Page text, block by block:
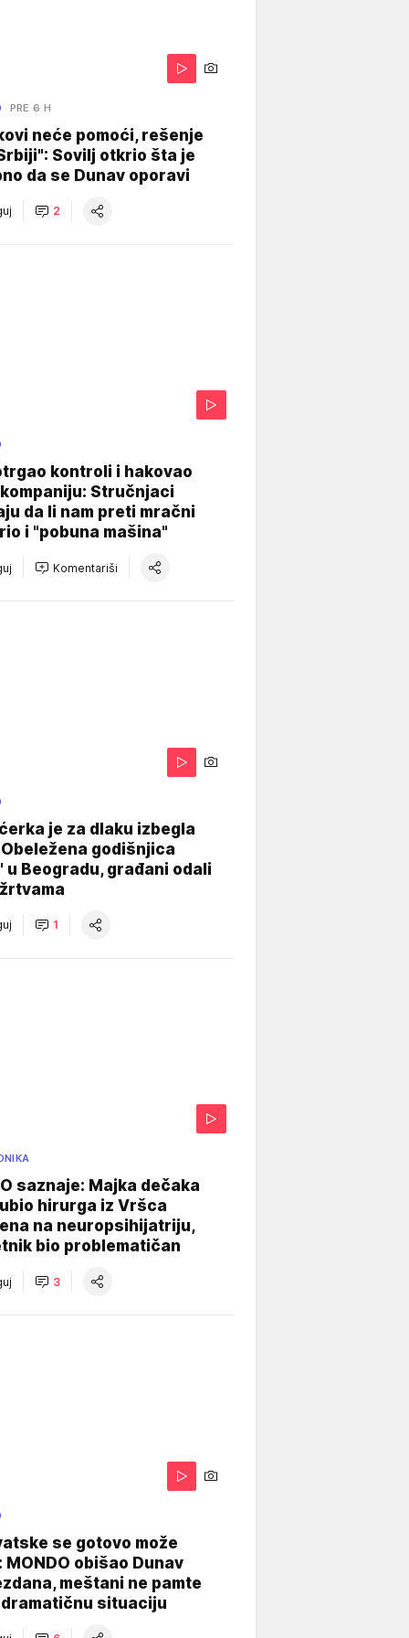
PRE 6 H
neće pomoći, rešenje
Sovilj otkrio šta je
da se Dunav oporavi
2
kontroli i hakovao
Stručnjaci
da li nam preti mračni
i "pobuna mašina"
Komentariši
je za dlaku izbegla
godišnjica
u Beogradu, građani odali
1
saznaje: Majka dečaka
hirurga iz Vršca
na neuropsihijatriju,
bio problematičan
3
se gotovo može
MONDO obišao Dunav
meštani ne pamte
situaciju